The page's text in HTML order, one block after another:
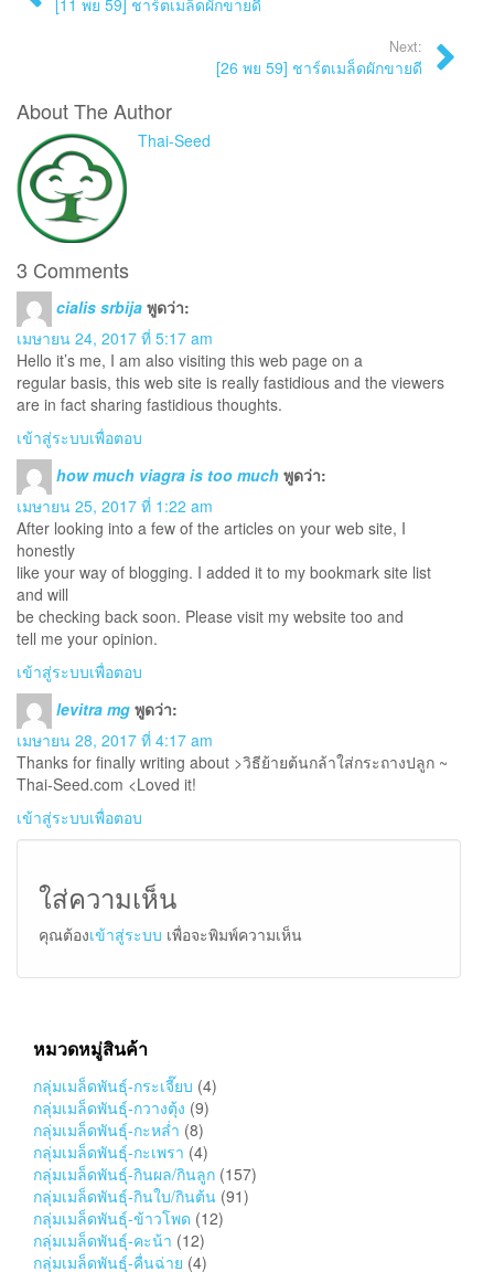
Next:
[26 พย 59] ชาร์ตเมล็ดผักขายดี
About The Author
Thai-Seed
3 Comments
cialis srbija พูดว่า:
เมษายน 24, 2017 ที่ 5:17 am
Hello it’s me, I am also visiting this web page on a
regular basis, this web site is really fastidious and the viewers
are in fact sharing fastidious thoughts.
เข้าสู่ระบบเพื่อตอบ
how much viagra is too much พูดว่า:
เมษายน 25, 2017 ที่ 1:22 am
After looking into a few of the articles on your web site, I
honestly
like your way of blogging. I added it to my bookmark site list
and will
be checking back soon. Please visit my website too and
tell me your opinion.
เข้าสู่ระบบเพื่อตอบ
levitra mg พูดว่า:
เมษายน 28, 2017 ที่ 4:17 am
Thanks for finally writing about >วิธีย้ายต้นกล้าใส่กระถางปลูก ~
Thai-Seed.com <Loved it!
เข้าสู่ระบบเพื่อตอบ
ใส่ความเห็น
คุณต้องเข้าสู่ระบบ เพื่อจะพิมพ์ความเห็น
หมวดหมู่สินค้า
กลุ่มเมล็ดพันธุ์-กระเจี๊ยบ (4)
กลุ่มเมล็ดพันธุ์-กวางตุ้ง (9)
กลุ่มเมล็ดพันธุ์-กะหล่ำ (8)
กลุ่มเมล็ดพันธุ์-กะเพรา (4)
กลุ่มเมล็ดพันธุ์-กินผล/กินลูก (157)
กลุ่มเมล็ดพันธุ์-กินใบ/กินต้น (91)
กลุ่มเมล็ดพันธุ์-ข้าวโพด (12)
กลุ่มเมล็ดพันธุ์-คะน้า (12)
กลุ่มเมล็ดพันธุ์-คื่นฉ่าย (4)